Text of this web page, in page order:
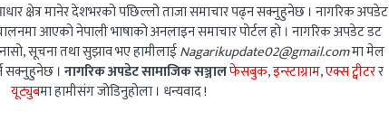
क्षेत्र मानेर देशभरको पछिल्लो ताजा समाचार पढ्न सक्नुहुनेछ । नागरिक अपडेट
आएको नेपाली भाषाको अनलाइन समाचार पोर्टल हो । नागरिक अपडेट डट
सूचना तथा सुझाव भए हामीलाईNagarikupdate02@gmail.comमा मेल
सक्नुहुनेछ ।नागरिक अपडेट सामाजिक सञ्जालफेसबुक,इन्स्टाग्राम,एक्स ट्वीटरर
यूट्युबमा हामीसंग जोडिनुहोला । धन्यवाद !